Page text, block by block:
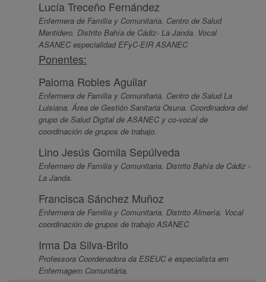
Lucía Treceño Fernández
Enfermera de Familia y Comunitaria. Centro de Salud
Mentidero. Distrito Bahía de Cádiz- La Janda. Vocal
ASANEC especialidad EFyC-EIR ASANEC
Ponentes:
Paloma Robles Aguilar
Enfermera de Familia y Comunitaria. Centro de Salud La
Luisiana. Área de Gestión Sanitaria Osuna. Coordinadora del
grupo de Salud Digital de ASANEC y co-vocal de
coordinación de grupos de trabajo.
Lino Jesús Gomila Sepúlveda
Enfermero de Familia y Comunitaria. Distrito Bahía de Cádiz -
La Janda.
Francisca Sánchez Muñoz
Enfermera de Familia y Comunitaria. Distrito Almería. Vocal
coordinación de grupos de trabajo ASANEC
Irma Da Silva-Brito
Professora Coordenadora da ESEUC e especialista em
Enfermagem Comunitária.